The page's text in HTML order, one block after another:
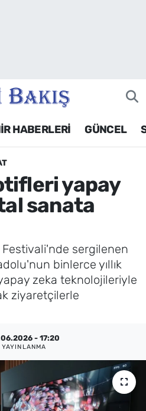
HABERLERİ GÜNCEL
yapay
sanata
sergilenen
binlerce yıllık
zeka teknolojileriyle
ziyaretçilerle
- 17:20
YAYINLANMA